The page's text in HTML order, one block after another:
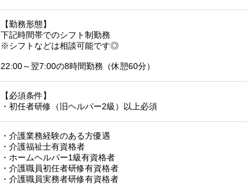
【勤務形態】
下記時間帯でのシフト制勤務
※シフトなどは相談可能です◎
22:00～翌7:00の8時間勤務（休憩60分）
【必須条件】
・初任者研修（旧ヘルパー2級）以上必須
・介護業務経験のある方優遇
・介護福祉士有資格者
・ホームヘルパー1級有資格者
・介護職員初任者研修有資格者
・介護職員実務者研修有資格者